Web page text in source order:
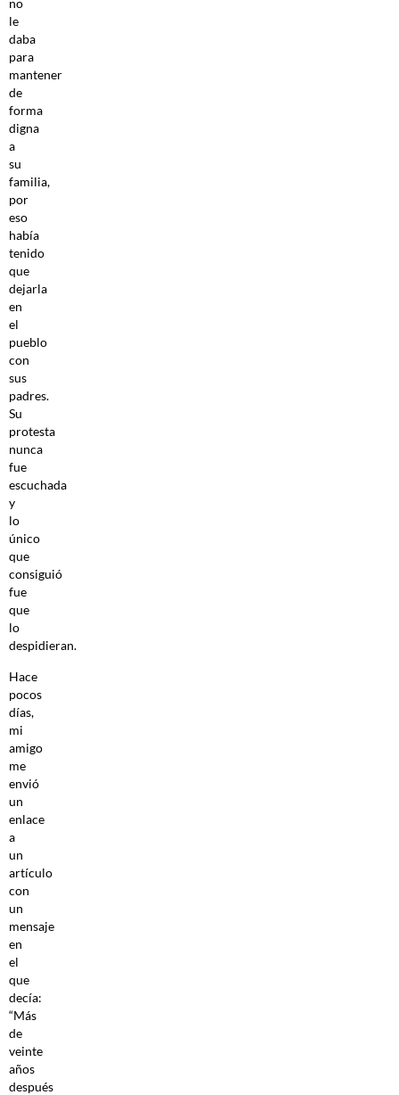
no
le
daba
para
mantener
de
forma
digna
a
su
familia,
por
eso
había
tenido
que
dejarla
en
el
pueblo
con
sus
padres.
Su
protesta
nunca
fue
escuchada
y
lo
único
que
consiguió
fue
que
lo
despidieran.
Hace
pocos
días,
mi
amigo
me
envió
un
enlace
a
un
artículo
con
un
mensaje
en
el
que
decía:
“Más
de
veinte
años
después